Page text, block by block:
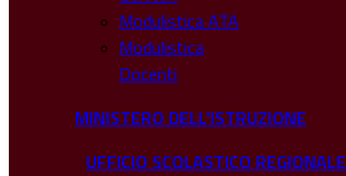
Modulistica ATA
Modulistica
Docenti
MINISTERO DELL'ISTRUZIONE
UFFICIO SCOLASTICO REGIONALE